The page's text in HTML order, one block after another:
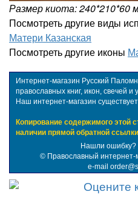
Размер киота: 240*210*60
Посмотреть другие виды
Матери Казанская
Посмотреть другие иконы
Интернет-магазин Русский
православных книг, икон, свечей и
Наш интернет-магазин
Копирование содержимого этой
наличии прямой обратной
Нашли ошибку?
© Православный интернет-
e-mail